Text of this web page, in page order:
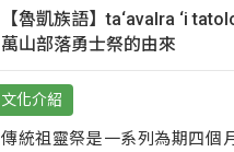
【魯凱族語】ta‘avalra ‘i
萬山部落勇士祭的由來
文化介紹
傳統祖靈祭是一系列為期四個